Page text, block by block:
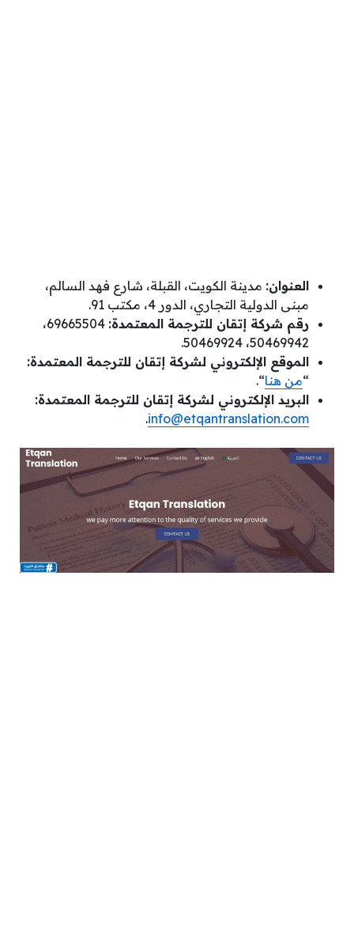
العنوان: مدينة الكويت، القبلة، شارع فهد السالم،
مبنى الدولية التجاري، الدور 4، مكتب 91.
رقم شركة إتقان للترجمة المعتمدة:
69665504،
50469942، 50469924.
الموقع الإلكتروني لشركة إتقان للترجمة المعتمدة:
“من هنا“.
البريد الإلكتروني لشركة إتقان للترجمة المعتمدة:
info@etqantranslation.com
.